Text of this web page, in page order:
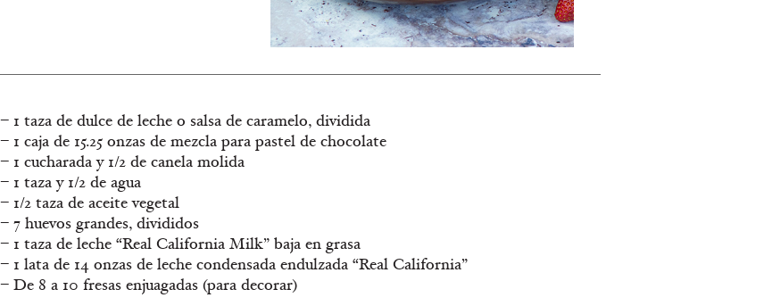
– 1 taza de dulce de leche o salsa de caramelo, dividida
– 1 caja de 15.25 onzas de mezcla para pastel de chocolate
– 1 cucharada y 1/2 de canela molida
– 1 taza y 1/2 de agua
– 1/2 taza de aceite vegetal
– 7 huevos grandes, divididos
– 1 taza de leche “Real California Milk” baja en grasa
– 1 lata de 14 onzas de leche condensada endulzada “Real California”
– De 8 a 10 fresas enjuagadas (para decorar)